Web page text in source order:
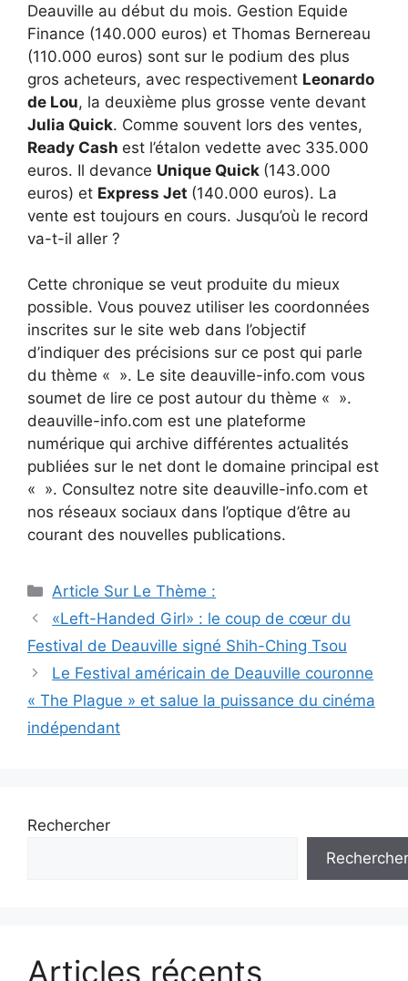
Deauville au début du mois. Gestion Equide
Finance (140.000 euros) et Thomas Bernereau
(110.000 euros) sont sur le podium des plus
gros acheteurs, avec respectivement Leonardo
de Lou, la deuxième plus grosse vente devant
Julia Quick. Comme souvent lors des ventes,
Ready Cash est l’étalon vedette avec 335.000
euros. Il devance Unique Quick (143.000
euros) et Express Jet (140.000 euros). La
vente est toujours en cours. Jusqu’où le record
va-t-il aller ?
Cette chronique se veut produite du mieux
possible. Vous pouvez utiliser les coordonnées
inscrites sur le site web dans l’objectif
d’indiquer des précisions sur ce post qui parle
du thème « ». Le site deauville-info.com vous
soumet de lire ce post autour du thème « ».
deauville-info.com est une plateforme
numérique qui archive différentes actualités
publiées sur le net dont le domaine principal est
« ». Consultez notre site deauville-info.com et
nos réseaux sociaux dans l’optique d’être au
courant des nouvelles publications.
Catégories
Article Sur Le Thème :
Navigation
des
«Left-Handed Girl» : le coup de cœur du
Festival de Deauville signé Shih-Ching Tsou
Le Festival américain de Deauville couronne
« The Plague » et salue la puissance du cinéma
indépendant
Rechercher
Rechercher
Articles récents